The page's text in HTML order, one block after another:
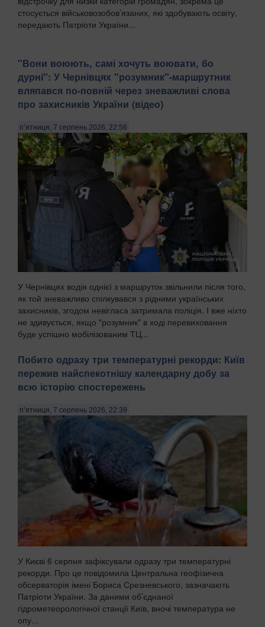
стосується військовозобов’язаних, які здобувають освіту,
передають Патріоти України...
​"Вони воюють, самі хочуть воювати, бо
дурні": У Чернівцях "розумник"-маршрутник
вляпався по-повній через зневажливі слова
про захисників України (відео)
п’ятниця, 7 серпень 2026, 22:56
У Чернівцях водія однієї з маршруток звільнили після того,
як той зневажливо спілкувався з рідними українських
захисників, згодом невігласа затримала поліція. І вже ніхто
не здивується, якщо "розумник" в ході перевиховання
буде успішно мобілізованим ТЦ...
Побито одразу три температурні рекорди: Київ
пережив найспекотнішу календарну добу за
всю історію спостережень
п’ятниця, 7 серпень 2026, 22:39
У Києві 6 серпня зафіксували одразу три температурні
рекорди. Про це повідомила Центральна геофізична
обсерваторія імені Бориса Срезневського, зазначають
Патріоти України. За даними об’єднаної
гідрометеорологічної станції Київ, вночі температура не
опу...